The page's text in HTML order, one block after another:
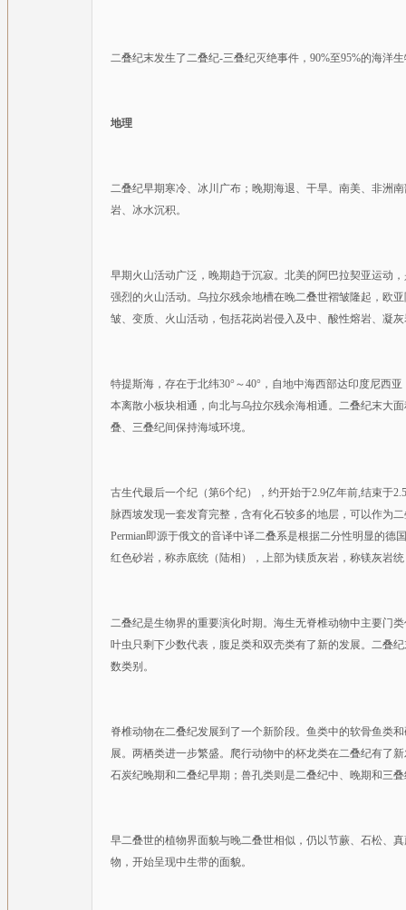
二叠纪末发生了二叠纪-三叠纪灭绝事件，90%至95%的海洋
地理
二叠纪早期寒冷、冰川广布；晚期海退、干旱。南美、非洲
岩、冰水沉积。
早期火山活动广泛，晚期趋于沉寂。北美的阿巴拉契亚运动
强烈的火山活动。乌拉尔残余地槽在晚二叠世褶皱隆起，欧
皱、变质、火山活动，包括花岗岩侵入及中、酸性熔岩、凝
特提斯海，存在于北纬30°～40°，自地中海西部达印度尼西
本离散小板块相通，向北与乌拉尔残余海相通。二叠纪末大
叠、三叠纪间保持海域环境。
古生代最后一个纪（第6个纪），约开始于2.9亿年前,结束于
脉西坡发现一套发育完整，含有化石较多的地层，可以作为
Permian即源于俄文的音译中译二叠系是根据二分性明显的
红色砂岩，称赤底统（陆相），上部为镁质灰岩，称镁灰岩
二叠纪是生物界的重要演化时期。海生无脊椎动物中主要门
叶虫只剩下少数代表，腹足类和双壳类有了新的发展。二叠
数类别。
脊椎动物在二叠纪发展到了一个新阶段。鱼类中的软骨鱼类
展。两栖类进一步繁盛。爬行动物中的杯龙类在二叠纪有了
石炭纪晚期和二叠纪早期；兽孔类则是二叠纪中、晚期和三
早二叠世的植物界面貌与晚二叠世相似，仍以节蕨、石松、
物，开始呈现中生带的面貌。